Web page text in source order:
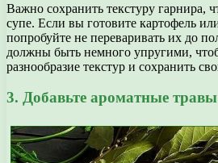
Важно сохранить текстуру гарнира,
супе. Если вы готовите картофель
попробуйте не переваривать их до
должны быть немного упругими,
разнообразие текстур и сохранить
3. Добавьте ароматные